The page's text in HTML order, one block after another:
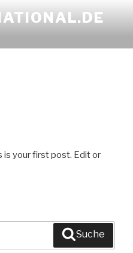
is your first post. Edit or
Suche